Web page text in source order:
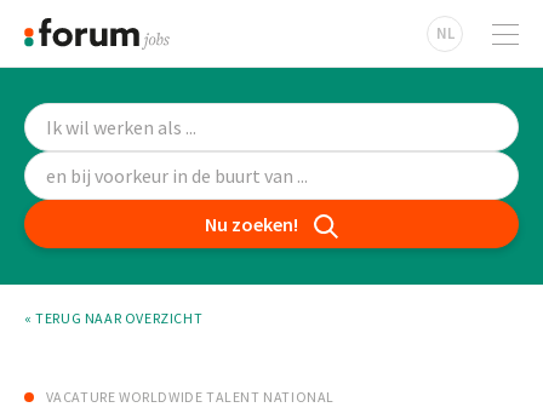
NL
Nu zoeken!
« TERUG NAAR OVERZICHT
VACATURE WORLDWIDE TALENT NATIONAL